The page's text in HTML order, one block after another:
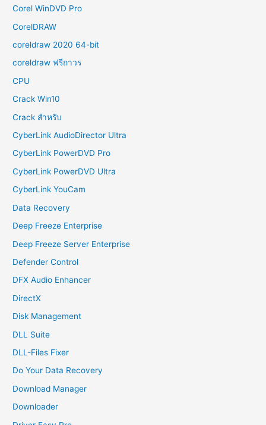
Corel WinDVD Pro
CorelDRAW
coreldraw 2020 64-bit
coreldraw ฟรีถาวร
CPU
Crack Win10
Crack สำหรับ
CyberLink AudioDirector Ultra
CyberLink PowerDVD Pro
CyberLink PowerDVD Ultra
CyberLink YouCam
Data Recovery
Deep Freeze Enterprise
Deep Freeze Server Enterprise
Defender Control
DFX Audio Enhancer
DirectX
Disk Management
DLL Suite
DLL-Files Fixer
Do Your Data Recovery
Download Manager
Downloader